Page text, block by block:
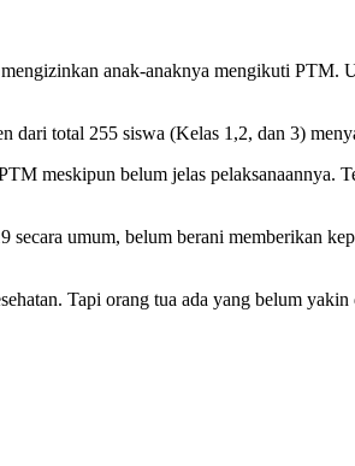
anak-anaknya mengikuti
dari total 255 siswa (Kelas 1,2, dan 3)
meskipun belum jelas pelaksanaannya.
umum, belum berani memberikan
Tapi orang tua ada yang belum